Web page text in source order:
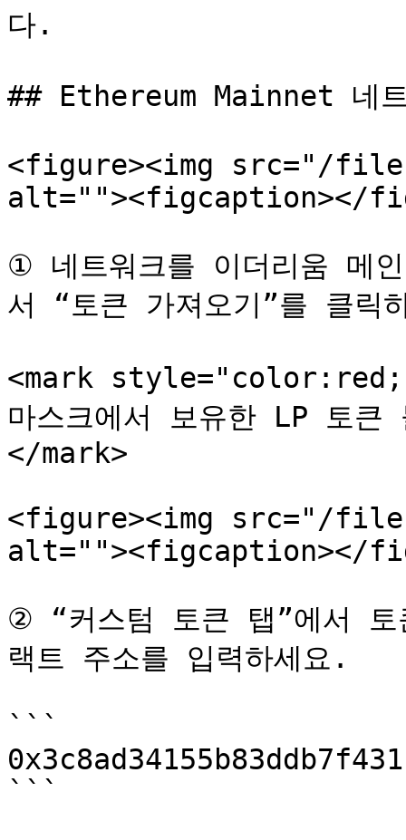
다.
## Ethereum Mainnet 네
<figure><img src="/files/
alt=""><figcaption></
① 네트워크를 이더리움 메
서 “토큰 가져오기”를 클릭
<mark
마스크에서 보유한 LP 토
</mark>
<figure><img src="/files/
alt=""><figcaption></
② “커스텀 토큰 탭”에서
랙트 주소를 입력하세요.
```
```